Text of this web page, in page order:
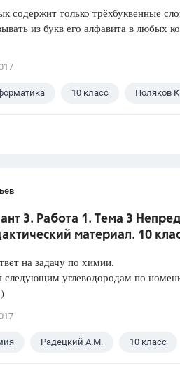
содержит только трёхбуквенные
из букв его алфавита в любых
10 класс Поляков
3. Работа 1. Тема 3
материал. 10
на задачу по химии.
следующим углеводородам по
)
Радецкий А.М. 10 класс